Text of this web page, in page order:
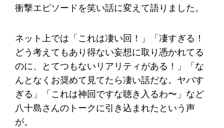
衝撃エピソードを笑い話に変えて語りました。
ネット上では「これは凄い回！」「凄すぎる！
どう考えてもあり得ない妄想に取り憑かれてる
のに、とてつもないリアリティがある！」「な
んとなくお奨めて見てたら凄い話だな。ヤバす
ぎる」「これは神回ですな聴き入るわ〜」など
八十島さんのトークに引き込まれたという声
が。